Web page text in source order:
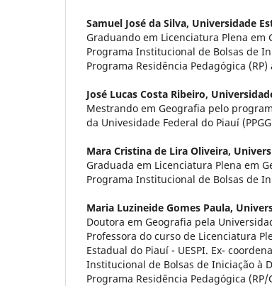
Samuel José da Silva, Universidade
Graduando em Licenciatura Plena em
Programa Institucional de Bolsas de
Programa Residência Pedagógica (RP)
José Lucas Costa Ribeiro,
Mestrando em Geografia pelo
da Univesidade Federal do Piauí
Mara Cristina de Lira Oliveira,
Graduada em Licenciatura Plena em
Programa Institucional de Bolsas de
Maria Luzineide Gomes Paula,
Doutora em Geografia pela
Professora do curso de Licenciatura
Estadual do Piauí - UESPI. Ex-
Institucional de Bolsas de Iniciação à
Programa Residência Pedagógica (RP/